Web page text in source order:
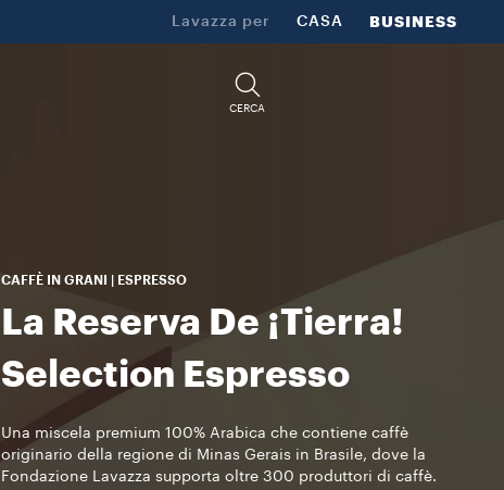
Lavazza per CASA BUSINESS
CERCA
CAFFÈ IN GRANI | ESPRESSO
La Reserva De ¡Tierra!
Selection Espresso
Una miscela premium 100% Arabica che contiene caffè
originario della regione di Minas Gerais in Brasile, dove la
Fondazione Lavazza supporta oltre 300 produttori di caffè.